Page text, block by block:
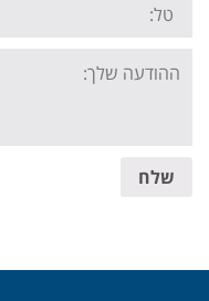
Your
message:
שלח